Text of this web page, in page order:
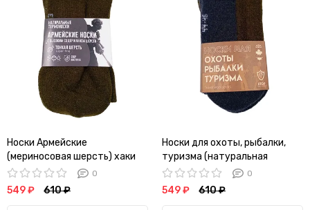
Носки Армейские
(мериносовая шерсть) хаки
0
549 ₽ 610 ₽
Носки для охоты, рыбалки,
туризма (натуральная
шерсть)
0
549 ₽ 610 ₽